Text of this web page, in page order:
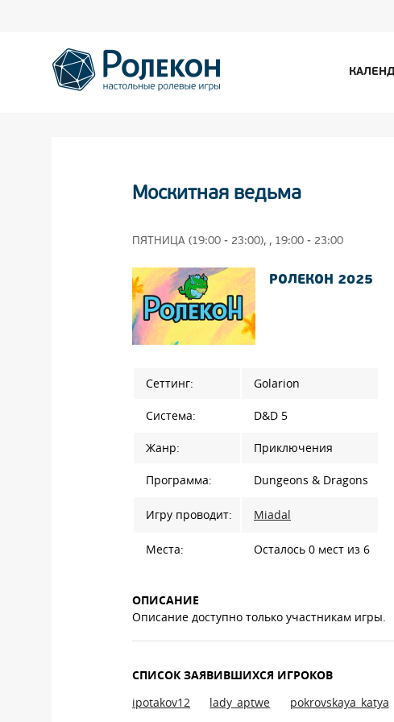
Москитная ведьма
ПЯТНИЦА (19:00 - 23:00), , 19:00 - 23:00
РОЛЕКОН 2025
Сеттинг: Golarion
Система: D&D 5
Жанр: Приключения
Программа: Dungeons & Dragons
Игру проводит: Miadal
Места: Осталось 0 мест из 6
ОПИСАНИЕ
Описание доступно только участникам игры.
СПИСОК ЗАЯВИВШИХСЯ ИГРОКОВ
ipotakov12 lady_aptwe pokrovskaya_katya